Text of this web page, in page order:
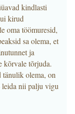
kindlasti
kirud
oma töömuresid,
sa olema, et
ja
kõrvale tõrjuda.
tänulik olema, on
leida nii palju vigu